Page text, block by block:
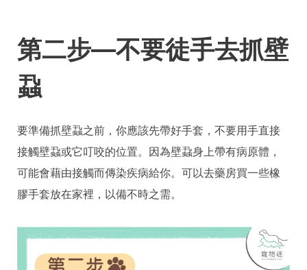
第二步—不要徒手去抓壁
蝨
要準備抓壁蝨之前，你應該先帶好手套，不要用手直接
接觸壁蝨或它叮咬的位置。因為壁蝨身上帶有病原體，
可能會藉由接觸而傳染疾病給你。可以去藥房買一些橡
膠手套放在家裡，以備不時之需。